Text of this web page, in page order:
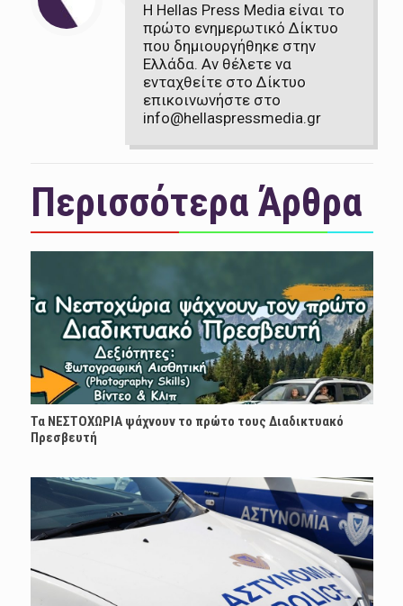
Η Hellas Press Media είναι το
πρώτο ενημερωτικό Δίκτυο
που δημιουργήθηκε στην
Ελλάδα. Αν θέλετε να
ενταχθείτε στο Δίκτυο
επικοινωνήστε στο
info@hellaspressmedia.gr
Περισσότερα Άρθρα
Τα ΝΕΣΤΟΧΩΡΙΑ ψάχνουν το πρώτο τους Διαδικτυακό
Πρεσβευτή